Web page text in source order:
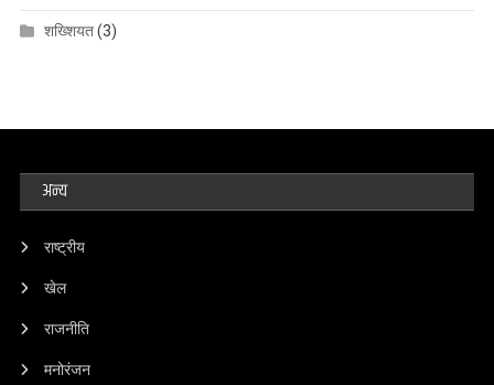
शख्शियत(3)
अन्य
राष्ट्रीय
खेल
राजनीति
मनोरंजन